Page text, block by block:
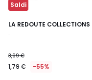
Saldi
LA REDOUTE COLLECTIONS
.
3,99 €
1,79 € -55%
4,4